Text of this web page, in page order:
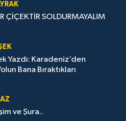
ÇİÇEKTİR SOLDURMAYALIM
Yazdı: Karadeniz’den
Bana Bıraktıkları
ve Şura..